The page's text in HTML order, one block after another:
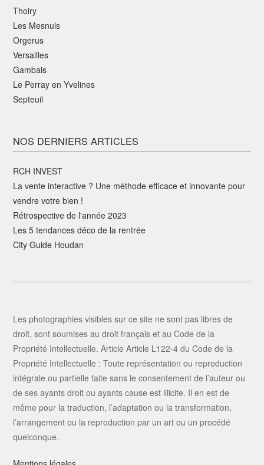
Thoiry
Les Mesnuls
Orgerus
Versailles
Gambais
Le Perray en Yvelines
Septeuil
NOS DERNIERS ARTICLES
RCH INVEST
La vente interactive ? Une méthode efficace et innovante pour
vendre votre bien !
Rétrospective de l'année 2023
Les 5 tendances déco de la rentrée
City Guide Houdan
Les photographies visibles sur ce site ne sont pas libres de
droit, sont soumises au droit français et au Code de la
Propriété Intellectuelle. Article Article L122-4 du Code de la
Propriété Intellectuelle : Toute représentation ou reproduction
intégrale ou partielle faite sans le consentement de l’auteur ou
de ses ayants droit ou ayants cause est illicite. Il en est de
même pour la traduction, l’adaptation ou la transformation,
l’arrangement ou la reproduction par un art ou un procédé
quelconque.